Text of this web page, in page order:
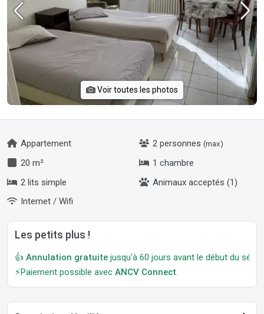
Voir toutes les photos
Appartement 2 personnes (max)
20 m²
1 chambre
2 lits simple
Animaux acceptés (1)
Internet / Wifi
Les petits plus !
👍 Annulation gratuite jusqu'à 60 jours avant le début du
⚡Paiement possible avec ANCV Connect.